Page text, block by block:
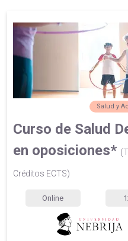
Salud y
Curso de Salud
en oposiciones*
Créditos ECTS)
Online